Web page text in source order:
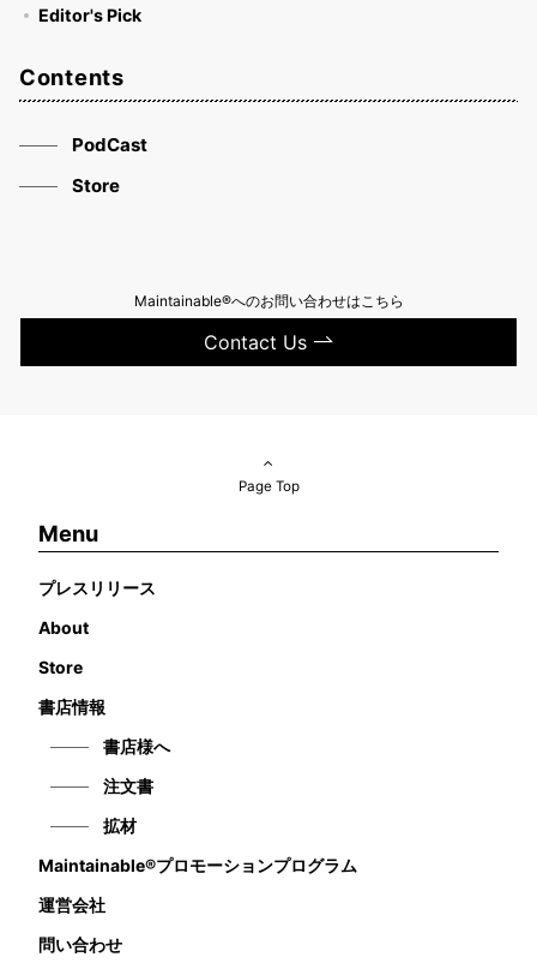
Editor's Pick
Contents
PodCast
Store
Maintainable®へのお問い合わせはこちら
Contact Us
Page Top
Menu
プレスリリース
About
Store
書店情報
書店様へ
注文書
拡材
Maintainable®プロモーションプログラム
運営会社
問い合わせ